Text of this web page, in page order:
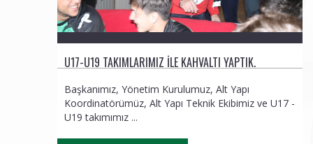
U17-U19 TAKIMLARIMIZ ILE KAHVALTI YAPTIK.
Başkanımız, Yönetim Kurulumuz, Alt Yapı
Koordinatörümüz, Alt Yapı Teknik Ekibimiz ve U17 -
U19 takımımız ...